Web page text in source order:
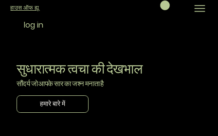
हाउस ऑफ ह्यू
log in
सुधारात्मक त्वचा की देखभाल
सौंदर्य जो आपके सार का जश्न मनाता है
हमारे बारे में